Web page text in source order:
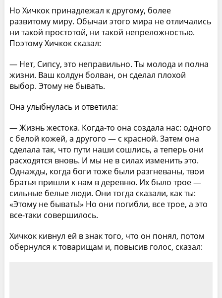
Но Хичкок принадлежал к другому, более
развитому миру. Обычаи этого мира не отличались
ни такой простотой, ни такой непреложностью.
Поэтому Хичкок сказал:
— Нет, Сипсу, это неправильно. Ты молода и полна
жизни. Ваш колдун болван, он сделал плохой
выбор. Этому не бывать.
Она улыбнулась и ответила:
— Жизнь жестока. Когда-то она создала нас: одного
с белой кожей, а другого — с красной. Затем она
сделала так, что пути наши сошлись, а теперь они
расходятся вновь. И мы не в силах изменить это.
Однажды, когда боги тоже были разгневаны, твои
братья пришли к нам в деревню. Их было трое —
сильные белые люди. Они тогда сказали, как ты:
«Этому не бывать!» Но они погибли, все трое, а это
все-таки совершилось.
Хичкок кивнул ей в знак того, что он понял, потом
обернулся к товарищам и, повысив голос, сказал: